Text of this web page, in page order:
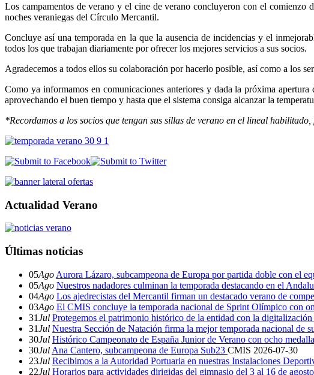
Los campamentos de verano y el cine de verano concluyeron con el
noches veraniegas del Círculo Mercantil.
Concluye así una temporada en la que la ausencia de incidencias y el
todos los que trabajan diariamente por ofrecer los mejores servicios a sus socios.
Agradecemos a todos ellos su colaboración por hacerlo posible, así como a los
Como ya informamos en comunicaciones anteriores y dada la próxima
aprovechando el buen tiempo y hasta que el sistema consiga alcanzar la
*Recordamos a los socios que tengan sus sillas de verano en el lineal
Actualidad Verano
Últimas noticias
05Ago Aurora Lázaro, subcampeona de Europa por partida doble con el
05Ago Nuestros nadadores culminan la temporada destacando en el
04Ago Los ajedrecistas del Mercantil firman un destacado verano de
03Ago El CMIS concluye la temporada nacional de Sprint Olímpico con
31Jul Protegemos el patrimonio histórico de la entidad con la
31Jul Nuestra Sección de Natación firma la mejor temporada nacional de
30Jul Histórico Campeonato de España Junior de Verano con ocho
30Jul Ana Cantero, subcampeona de Europa Sub23 CMIS 2026-07-30
23Jul Recibimos a la Autoridad Portuaria en nuestras Instalaciones
22Jul Horarios para actividades dirigidas del gimnasio del 3 al 16 de agosto